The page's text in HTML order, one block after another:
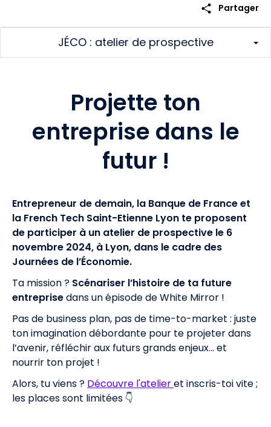
share Partager
JÉCO : atelier de prospective
Projette ton
entreprise dans le
futur !
Entrepreneur de demain, la Banque de France et
la French Tech Saint-Etienne Lyon te proposent
de participer à un atelier de prospective le 6
novembre 2024, à Lyon, dans le cadre des
Journées de l’Économie.
Ta mission ? Scénariser l’histoire de ta future
entreprisedans un épisode de White Mirror !
Pas de business plan, pas de time-to-market : juste
ton imagination débordante pour te projeter dans
l’avenir, réfléchir aux futurs grands enjeux… et
nourrir ton projet !
Alors, tu viens ? Découvre l'atelieret inscris-toi vite ;
les places sont limitées 👇